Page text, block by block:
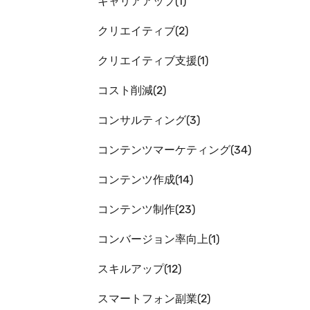
クリエイティブ 2
クリエイティブ支援 1
コスト削減 2
コンサルティング 3
コンテンツマーケティング 34
コンテンツ作成 14
コンテンツ制作 23
コンバージョン率向上 1
スキルアップ 12
スマートフォン副業 2